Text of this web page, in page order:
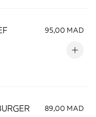
95,00 MAD
89,00 MAD